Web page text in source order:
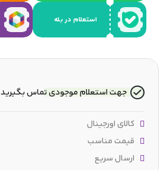
استعلام در بله
جهت استعلام موجودی تماس بگیرید
کالای اورجینال
قیمت مناسب
ارسال سریع